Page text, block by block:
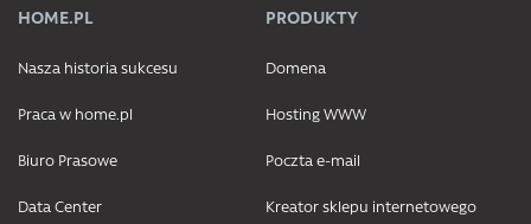
HOME.PL
Nasza historia sukcesu
Praca w home.pl
Biuro Prasowe
Data Center
PRODUKTY
Domena
Hosting WWW
Poczta e-mail
Kreator sklepu internetowego